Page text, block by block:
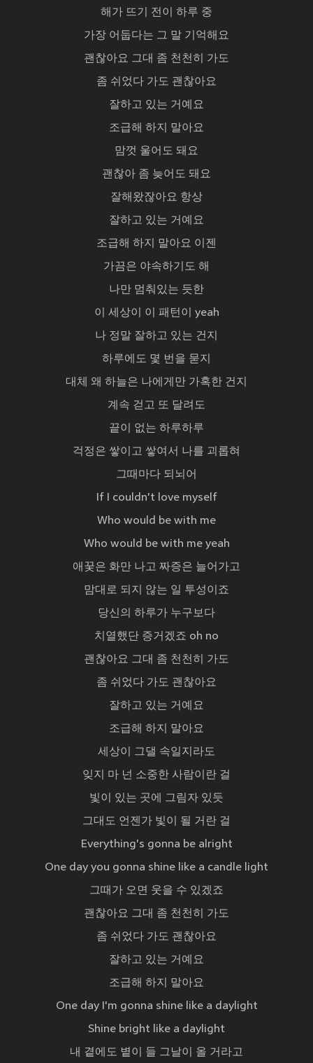
해가 뜨기 전이 하루 중
가장 어둡다는 그 말 기억해요
괜찮아요 그대 좀 천천히 가도
좀 쉬었다 가도 괜찮아요
잘하고 있는 거예요
조급해 하지 말아요
맘껏 울어도 돼요
괜찮아 좀 늦어도 돼요
잘해왔잖아요 항상
잘하고 있는 거예요
조급해 하지 말아요 이젠
가끔은 야속하기도 해
나만 멈춰있는 듯한
이 세상이 이 패턴이 yeah
나 정말 잘하고 있는 건지
하루에도 몇 번을 묻지
대체 왜 하늘은 나에게만 가혹한 건지
계속 걷고 또 달려도
끝이 없는 하루하루
걱정은 쌓이고 쌓여서 나를 괴롭혀
그때마다 되뇌어
If I couldn't love myself
Who would be with me
Who would be with me yeah
애꿎은 화만 나고 짜증은 늘어가고
맘대로 되지 않는 일 투성이죠
당신의 하루가 누구보다
치열했단 증거겠죠 oh no
괜찮아요 그대 좀 천천히 가도
좀 쉬었다 가도 괜찮아요
잘하고 있는 거예요
조급해 하지 말아요
세상이 그댈 속일지라도
잊지 마 넌 소중한 사람이란 걸
빛이 있는 곳에 그림자 있듯
그대도 언젠가 빛이 될 거란 걸
Everything's gonna be alright
One day you gonna shine like a candle light
그때가 오면 웃을 수 있겠죠
괜찮아요 그대 좀 천천히 가도
좀 쉬었다 가도 괜찮아요
잘하고 있는 거예요
조급해 하지 말아요
One day I'm gonna shine like a daylight
Shine bright like a daylight
내 곁에도 볕이 들 그날이 올 거라고